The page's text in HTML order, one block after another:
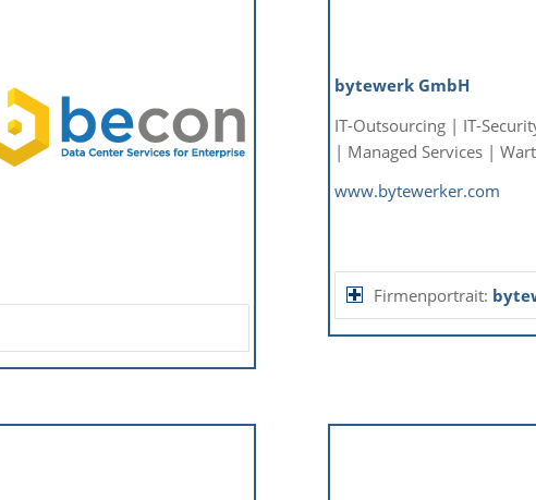
bytewerk GmbH
IT-Outsourcing | IT-
| Managed Services |
www.bytewerker.com
Firmenportrait: